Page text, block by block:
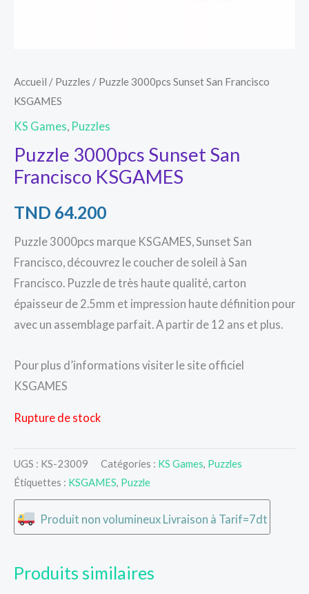
Accueil / Puzzles / Puzzle 3000pcs Sunset San Francisco
KSGAMES
KS Games, Puzzles
Puzzle 3000pcs Sunset San
Francisco KSGAMES
TND 64.200
Puzzle 3000pcs marque KSGAMES, Sunset San
Francisco, découvrez le coucher de soleil à San
Francisco. Puzzle de très haute qualité, carton
épaisseur de 2.5mm et impression haute définition pour
avec un assemblage parfait. A partir de 12 ans et plus.
Pour plus d’informations visiter le site officiel
KSGAMES
Rupture de stock
UGS : KS-23009 Catégories : KS Games Puzzles
Étiquettes : KSGAMES Puzzle
Produit non volumineux Livraison à Tarif=7dt
Produits similaires